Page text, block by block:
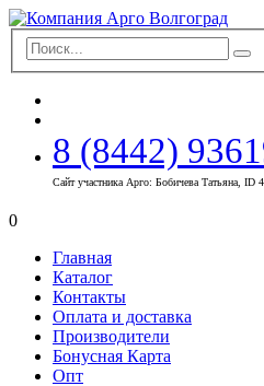
8 (8442)
Сайт участника Арго: Бобичева Татьяна, ID
0
Главная
Каталог
Контакты
Оплата и доставка
Производители
Бонусная Карта
Опт